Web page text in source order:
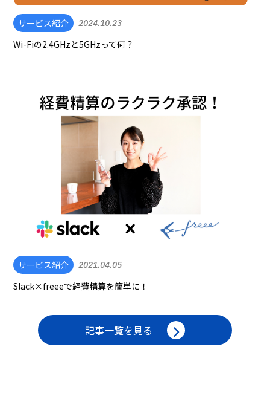
サービス紹介 2024.10.23
Wi-Fiの2.4GHzと5GHzって何？
サービス紹介 2021.04.05
Slack×freeeで経費精算を簡単に！
記事一覧を見る